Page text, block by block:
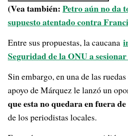
(Vea también:Petro aún no da
supuesto atentado contra
Entre sus propuestas, la caucana
Seguridad de la ONU a
Sin embargo, en una de las
apoyo de Márquez le lanzó un
que esta no quedara en fuera
de los periodistas locales.